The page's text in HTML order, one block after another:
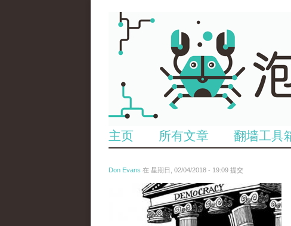
主页 所有文章 翻墙工具
Don Evans 在 星期日, 02/04/2018 - 19:09 提交
wechatimg1287.jpeg